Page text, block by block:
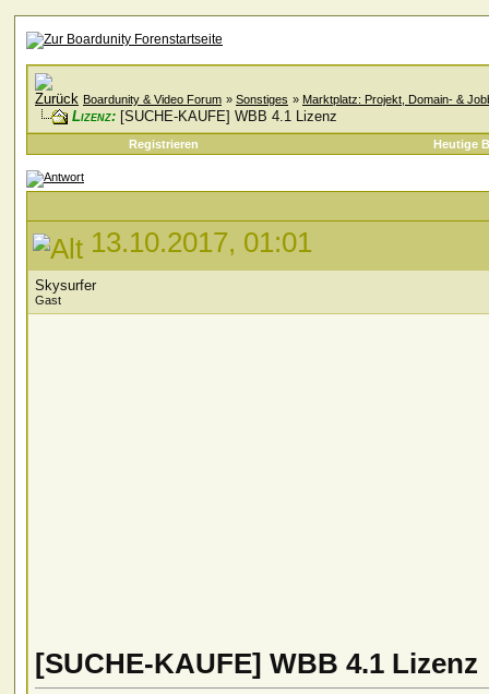
Boardunity & Video Forum » Sonstiges » Marktplatz: Projekt, Domain- &
Lizenz: [SUCHE-KAUFE] WBB 4.1 Lizenz
Registrieren Heutige
13.10.2017, 01:01
Skysurfer
Gast
[SUCHE-KAUFE] WBB 4.1 Lizenz